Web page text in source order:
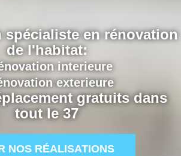
spécialiste en rénovation
de l'habitat:
interieure
exterieure
gratuits dans
tout le 37
NOS RÉALISATIONS